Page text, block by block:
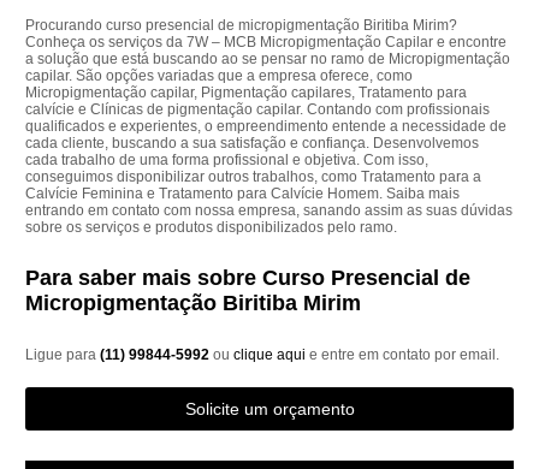
Procurando curso presencial de micropigmentação Biritiba Mirim?
Conheça os serviços da 7W – MCB Micropigmentação Capilar e encontre
a solução que está buscando ao se pensar no ramo de Micropigmentação
capilar. São opções variadas que a empresa oferece, como
Micropigmentação capilar, Pigmentação capilares, Tratamento para
calvície e Clínicas de pigmentação capilar. Contando com profissionais
qualificados e experientes, o empreendimento entende a necessidade de
cada cliente, buscando a sua satisfação e confiança. Desenvolvemos
cada trabalho de uma forma profissional e objetiva. Com isso,
conseguimos disponibilizar outros trabalhos, como Tratamento para a
Calvície Feminina e Tratamento para Calvície Homem. Saiba mais
entrando em contato com nossa empresa, sanando assim as suas dúvidas
sobre os serviços e produtos disponibilizados pelo ramo.
Para saber mais sobre Curso Presencial de
Micropigmentação Biritiba Mirim
Ligue para(11) 99844-5992ouclique aqui e entre em contato por email.
Solicite um orçamento